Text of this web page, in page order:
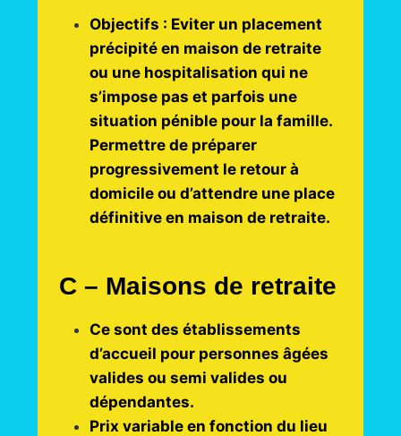
Objectifs : Eviter un placement
précipité en maison de retraite
ou une hospitalisation qui ne
s’impose pas et parfois une
situation pénible pour la famille.
Permettre de préparer
progressivement le retour à
domicile ou d’attendre une place
définitive en maison de retraite.
C – Maisons de retraite
Ce sont des établissements
d’accueil pour personnes âgées
valides ou semi valides ou
dépendantes.
Prix variable en fonction du lieu